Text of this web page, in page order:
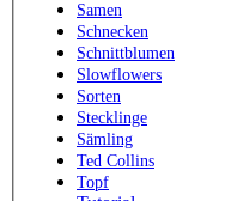
Samen
Schnecken
Schnittblumen
Slowflowers
Sorten
Stecklinge
Sämling
Ted Collins
Topf